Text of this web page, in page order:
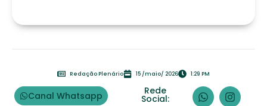
Redação Plenário 15 /maio/ 2026 1:29 PM
Canal Whatsapp Rede
Social: